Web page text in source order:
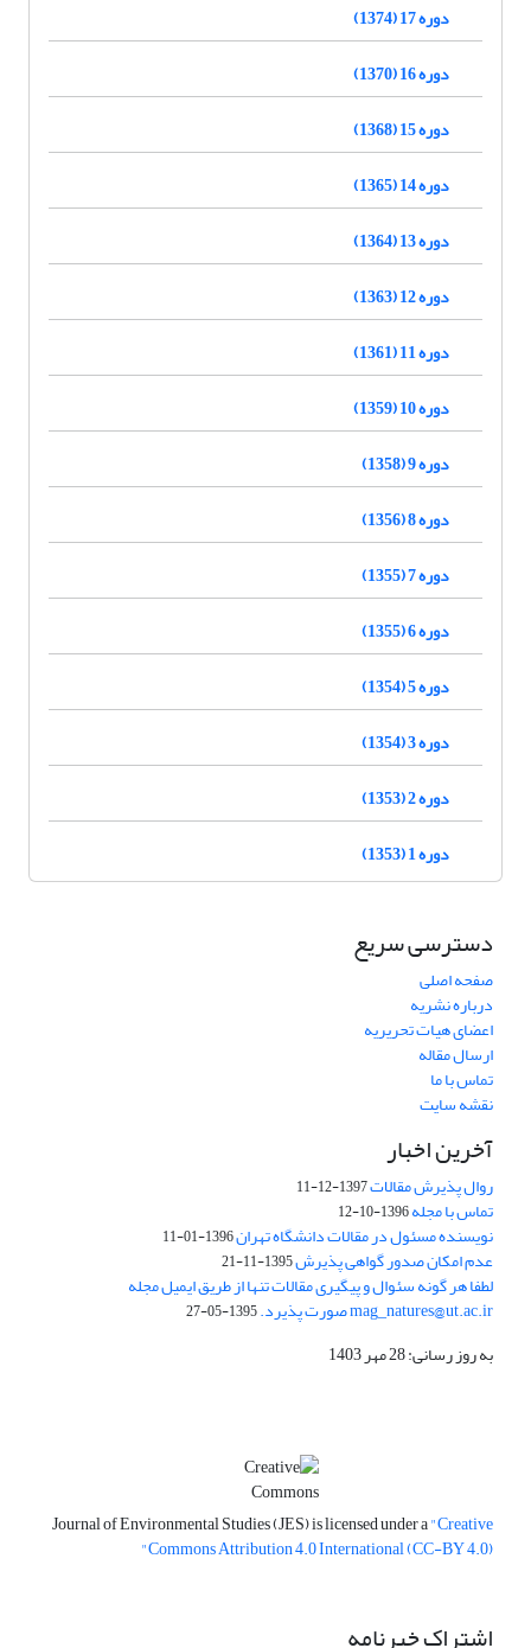
دوره 17 (1374)
دوره 16 (1370)
دوره 15 (1368)
دوره 14 (1365)
دوره 13 (1364)
دوره 12 (1363)
دوره 11 (1361)
دوره 10 (1359)
دوره 9 (1358)
دوره 8 (1356)
دوره 7 (1355)
دوره 6 (1355)
دوره 5 (1354)
دوره 3 (1354)
دوره 2 (1353)
دوره 1 (1353)
دسترسی سریع
صفحه اصلی
درباره نشریه
اعضای هیات تحریریه
ارسال مقاله
تماس با ما
نقشه سایت
آخرین اخبار
روال پذیرش مقالات1397-12-11
تماس با مجله1396-10-12
نویسنده مسئول در مقالات دانشگاه تهران1396-01-11
عدم امکان صدور گواهی پذیرش1395-11-21
لطفا هر گونه سئوال و پیگیری مقالات تنها از طریق ایمیل مجله
mag_natures@ut.ac.ir صورت پذیرد. 1395-05-27
به روز رسانی: 28 مهر 1403
Journal of Environmental Studies (JES) is licensed under a"Creative
Commons Attribution 4.0 International (CC-BY 4.0)"
اشتراک خبرنامه